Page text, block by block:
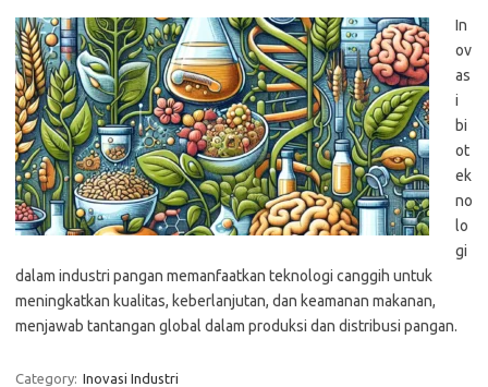
In
ov
as
i
bi
ot
ek
no
lo
gi
dalam industri pangan memanfaatkan teknologi canggih untuk
meningkatkan kualitas, keberlanjutan, dan keamanan makanan,
menjawab tantangan global dalam produksi dan distribusi pangan.
Category: Inovasi Industri